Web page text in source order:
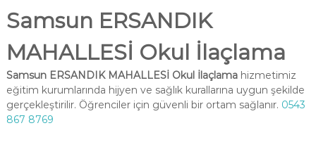
Samsun ERSANDIK
MAHALLESİ Okul İlaçlama
Samsun ERSANDIK MAHALLESİ Okul İlaçlamahizmetimiz
eğitim kurumlarında hijyen ve sağlık kurallarına uygun şekilde
gerçekleştirilir. Öğrenciler için güvenli bir ortam sağlanır. 0543
867 8769